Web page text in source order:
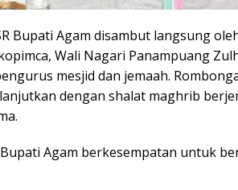
Bupati Agam disambut langsung
Wali Nagari Panampuang
mesjid dan jemaah.
dengan shalat maghrib
Bupati Agam berkesempatan untuk